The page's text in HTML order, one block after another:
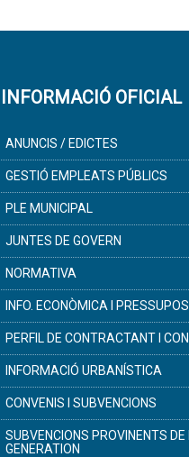
INFORMACIÓ OFICIAL
ANUNCIS / EDICTES
GESTIÓ EMPLEATS PÚBLICS
PLE MUNICIPAL
JUNTES DE GOVERN
NORMATIVA
INFO. ECONÒMICA I
PERFIL DE CONTRACTANT I
INFORMACIÓ URBANÍSTICA
CONVENIS I SUBVENCIONS
SUBVENCIONS PROVINENTS DE
GENERATION